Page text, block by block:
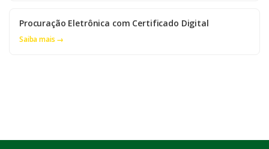
Procuração Eletrônica com Certificado Digital
Saiba mais →